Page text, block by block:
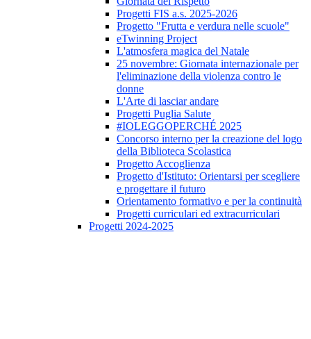
Progetti FIS a.s. 2025-2026
Progetto "Frutta e verdura nelle scuole"
eTwinning Project
L'atmosfera magica del Natale
25 novembre: Giornata internazionale per
l'eliminazione della violenza contro le
donne
L'Arte di lasciar andare
Progetti Puglia Salute
#IOLEGGOPERCHÉ 2025
Concorso interno per la creazione del logo
della Biblioteca Scolastica
Progetto Accoglienza
Progetto d'Istituto: Orientarsi per scegliere
e progettare il futuro
Orientamento formativo e per la continuità
Progetti curriculari ed extracurriculari
Progetti 2024-2025